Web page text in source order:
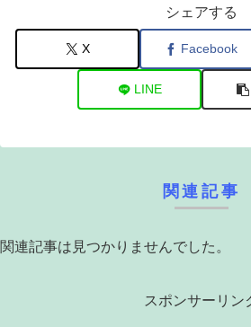
シェアする
X Facebook
LINE
関連記事
関連記事は見つかりませんでした。
スポンサーリン